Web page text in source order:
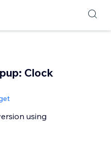
Clock
using